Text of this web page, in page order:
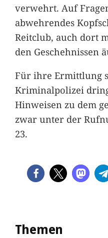
verwehrt. Auf
abwehrendes
Reitclub, auch dort
den Geschehnissen
Für ihre Ermittlung
Kriminalpolizei
Hinweisen zu dem
zwar unter der
23.
Themen